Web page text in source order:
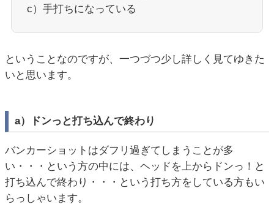
c）手打ちになっている
ということなのですが、一つづつ少し詳しく見てゆきた
いと思います。
a）ドンっと打ち込んで終わり
バンカーショットはダフリ過ぎてしまうことが多
い・・・という方の中には、ヘッドを上からドンっ！と
打ち込んで終わり・・・という打ち方をしている方もい
らっしゃいます。